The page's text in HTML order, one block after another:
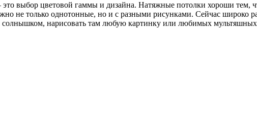
выбор цветовой гаммы и дизайна. Натяжные потолки хороши тем,
не только однотонные, но и с разными рисунками. Сейчас широко
солнышком, нарисовать там любую картинку или любимых